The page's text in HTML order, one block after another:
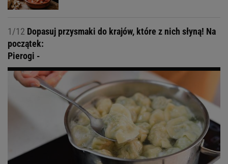
1/12 Dopasuj przysmaki do krajów, które z nich słyną! Na
początek:
Pierogi -